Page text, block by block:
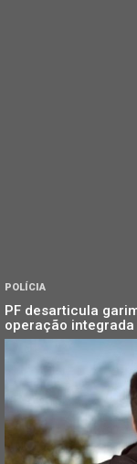
POLÍCIA
PF desarticula
operação integrada